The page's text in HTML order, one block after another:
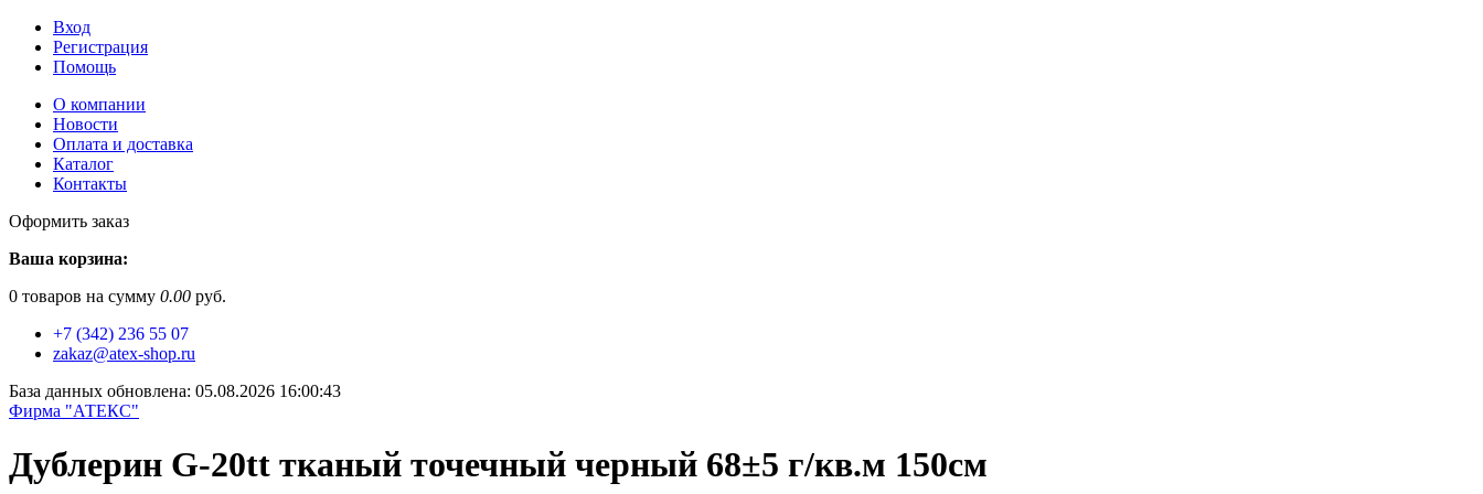
Вход
Регистрация
Помощь
О компании
Новости
Оплата и доставка
Каталог
Контакты
Оформить заказ
Ваша корзина:
0 товаров на сумму 0.00 руб.
+7 (342) 236 55 07
zakaz@atex-shop.ru
База данных обновлена: 05.08.2026 16:00:43
Фирма "АТЕКС"
Дублерин G-20tt тканый точечный черный 68±5 г/кв.м 150см